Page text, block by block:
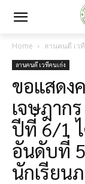
Home ลานคนดี เว
ลานคนดี เวทีคนเก่ง
ขอแสดง
เจษฎาก
ปีที่ 6/1 ไ
อันดับที่
นักเรียน